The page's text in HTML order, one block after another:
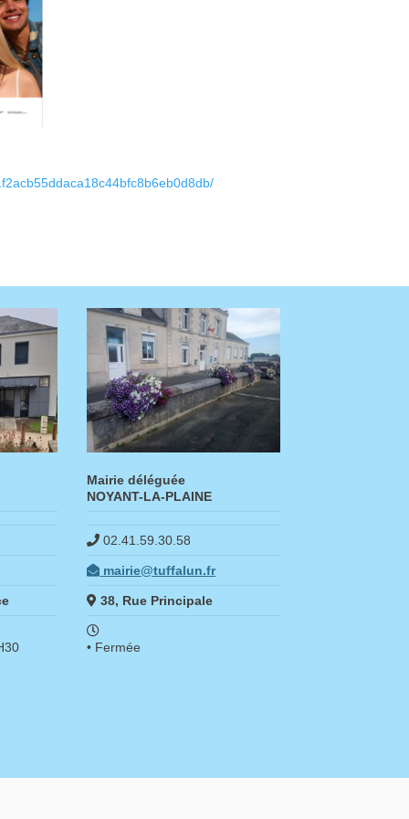
Mairie déléguée
NOYANT-LA-PLAINE
02.41.59.30.58
mairie@tuffalun.fr
38, Rue Principale
• Fermée